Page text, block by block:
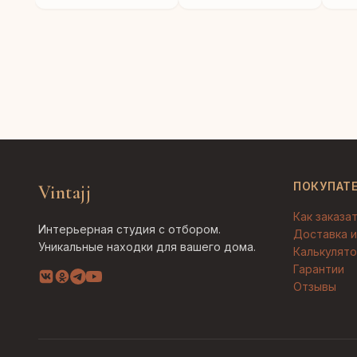
Vintajj
Интерьерная студия с отбором.
Уникальные находки для вашего дома.
Как
Доставка
Гарантии
Отзывы